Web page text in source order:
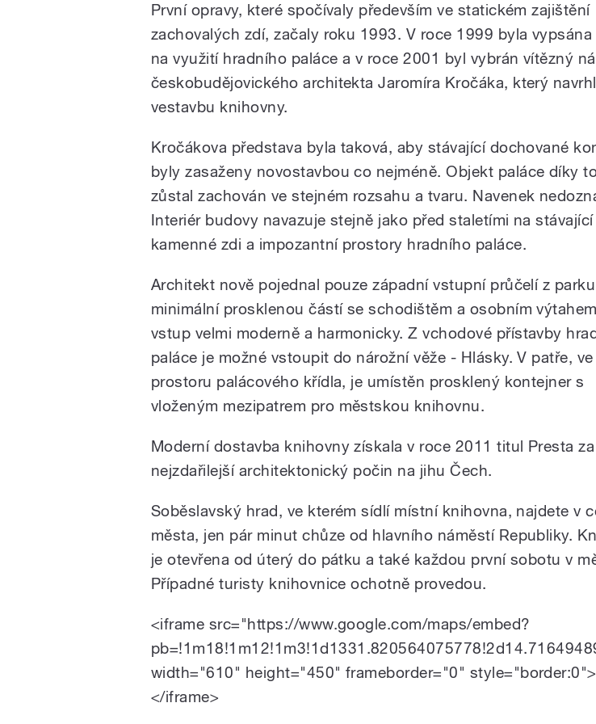
První opravy, které spočívaly především ve statickém zajištění
zachovalých zdí, začaly roku 1993. V roce 1999 byla
na využití hradního paláce a v roce 2001 byl vybrán vítězný
českobudějovického architekta Jaromíra Kročáka, který navrhl
vestavbu knihovny.
Kročákova představa byla taková, aby stávající dochované
byly zasaženy novostavbou co nejméně. Objekt paláce díky
zůstal zachován ve stejném rozsahu a tvaru. Navenek
Interiér budovy navazuje stejně jako před staletími na stávající
kamenné zdi a impozantní prostory hradního paláce.
Architekt nově pojednal pouze západní vstupní průčelí z
minimální prosklenou částí se schodištěm a osobním
vstup velmi moderně a harmonicky. Z vchodové přístavby
paláce je možné vstoupit do nárožní věže - Hlásky. V patře,
prostoru palácového křídla, je umístěn prosklený kontejner s
vloženým mezipatrem pro městskou knihovnu.
Moderní dostavba knihovny získala v roce 2011 titul Presta za
nejzdařilejší architektonický počin na jihu Čech.
Soběslavský hrad, ve kterém sídlí místní knihovna, najdete v
města, jen pár minut chůze od hlavního náměstí Republiky.
je otevřena od úterý do pátku a také každou první sobotu v
Případné turisty knihovnice ochotně provedou.
<iframe src="https://www.google.com/maps/embed?
width="610" height="450" frameborder="0" style="border:0">
</iframe>